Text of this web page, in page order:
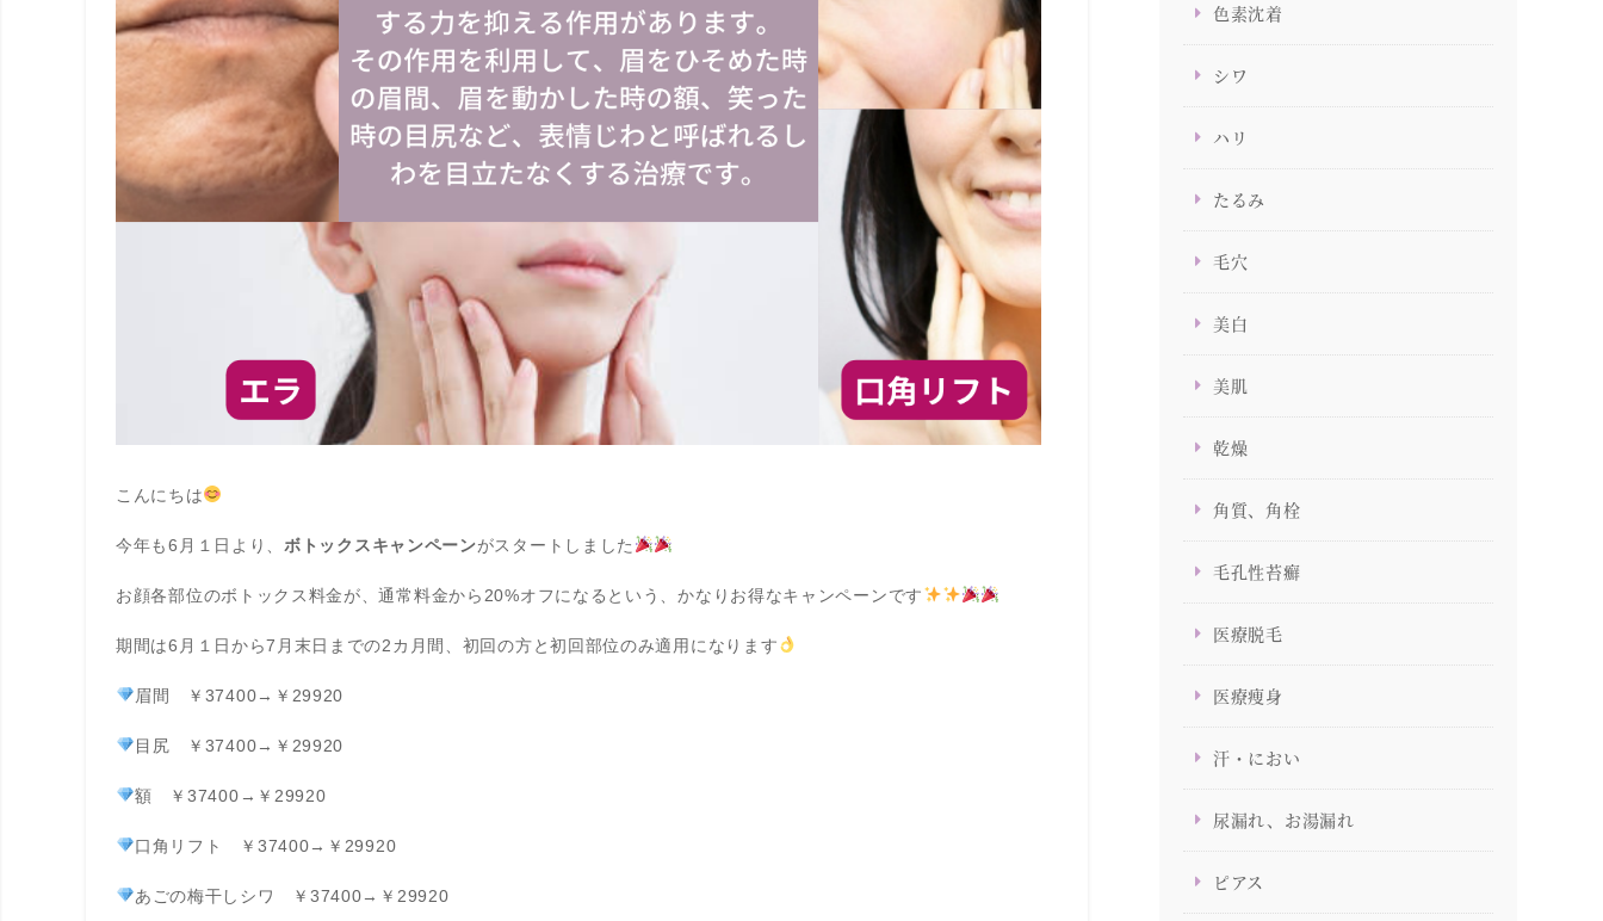
こんにちは
今年も6月１日より、 ボトックスキャンペーンがスタートしました
お顔各部位のボトックス料金が、通常料金から20%オフになるという、かなりお得なキャンペーンです
期間は6月１日から7月末日までの2カ月間、初回の方と初回部位のみ適用になります
眉間 ￥37400→￥29920
目尻 ￥37400→￥29920
額 ￥37400→￥29920
口角リフト ￥37400→￥29920
あごの梅干しシワ ￥37400→￥29920
色素沈着
シワ
ハリ
たるみ
毛穴
美白
美肌
乾燥
角質、角栓
毛孔性苔癬
医療脱毛
医療痩身
汗・におい
尿漏れ、お湯漏れ
ピアス